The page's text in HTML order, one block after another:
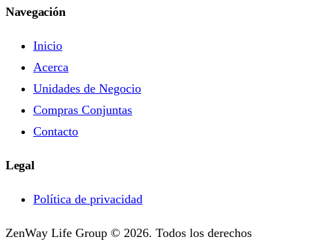
Navegación
Inicio
Acerca
Unidades de Negocio
Compras Conjuntas
Contacto
Legal
Política de privacidad
ZenWay Life Group © 2026. Todos los derechos